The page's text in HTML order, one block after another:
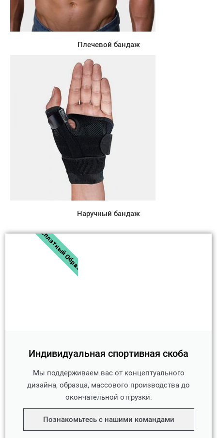
Плечевой бандаж
Наручный бандаж
Индивидуальная спортивная скоба
Мы поддерживаем вас от концептуального
дизайна, образца, массового производства до
окончательной отгрузки.
Познакомьтесь с нашими командами
Бесплатный Образец